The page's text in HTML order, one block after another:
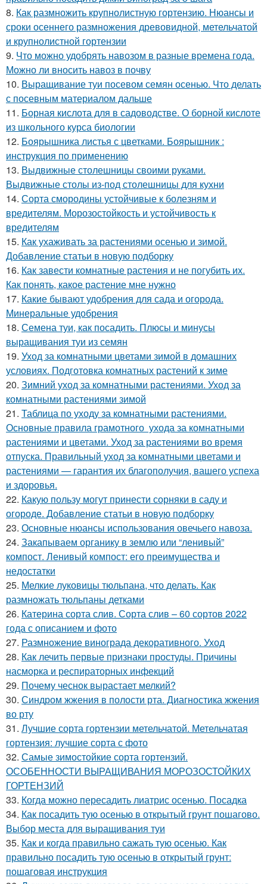
8. Как размножить крупнолистную гортензию. Нюансы и
сроки осеннего размножения древовидной, метельчатой
и крупнолистной гортензии
9. Что можно удобрять навозом в разные времена года.
Можно ли вносить навоз в почву
10. Выращивание туи посевом семян осенью. Что делать
с посевным материалом дальше
11. Борная кислота для в садоводстве. О борной кислоте
из школьного курса биологии
12. Боярышника листья с цветками. Боярышник :
инструкция по применению
13. Выдвижные столешницы своими руками.
Выдвижные столы из-под столешницы для кухни
14. Сорта смородины устойчивые к болезням и
вредителям. Морозостойкость и устойчивость к
вредителям
15. Как ухаживать за растениями осенью и зимой.
Добавление статьи в новую подборку
16. Как завести комнатные растения и не погубить их.
Как понять, какое растение мне нужно
17. Какие бывают удобрения для сада и огорода.
Минеральные удобрения
18. Семена туи, как посадить. Плюсы и минусы
выращивания туи из семян
19. Уход за комнатными цветами зимой в домашних
условиях. Подготовка комнатных растений к зиме
20. Зимний уход за комнатными растениями. Уход за
комнатными растениями зимой
21. Таблица по уходу за комнатными растениями.
Основные правила грамотного ухода за комнатными
растениями и цветами. Уход за растениями во время
отпуска. Правильный уход за комнатными цветами и
растениями — гарантия их благополучия, вашего успеха
и здоровья.
22. Какую пользу могут принести сорняки в саду и
огороде. Добавление статьи в новую подборку
23. Основные нюансы использования овечьего навоза.
24. Закапываем органику в землю или “ленивый”
компост. Ленивый компост: его преимущества и
недостатки
25. Мелкие луковицы тюльпана, что делать. Как
размножать тюльпаны детками
26. Катерина сорта слив. Сорта слив – 60 сортов 2022
года с описанием и фото
27. Размножение винограда декоративного. Уход
28. Как лечить первые признаки простуды. Причины
насморка и респираторных инфекций
29. Почему чеснок вырастает мелкий?
30. Синдром жжения в полости рта. Диагностика жжения
во рту
31. Лучшие сорта гортензии метельчатой. Метельчатая
гортензия: лучшие сорта с фото
32. Самые зимостойкие сорта гортензий.
ОСОБЕННОСТИ ВЫРАЩИВАНИЯ МОРОЗОСТОЙКИХ
ГОРТЕНЗИЙ
33. Когда можно пересадить лиатрис осенью. Посадка
34. Как посадить тую осенью в открытый грунт пошагово.
Выбор места для выращивания туи
35. Как и когда правильно сажать тую осенью. Как
правильно посадить тую осенью в открытый грунт:
пошаговая инструкция